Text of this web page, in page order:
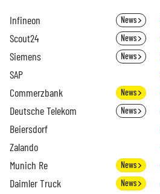
Infineon News
Scout24 News
Siemens News
SAP
Commerzbank News
Deutsche Telekom News
Beiersdorf
Zalando
Munich Re News
Daimler Truck News